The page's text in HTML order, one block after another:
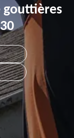
gouttières